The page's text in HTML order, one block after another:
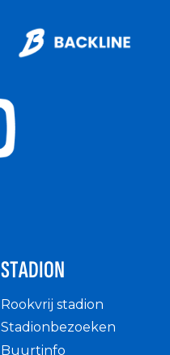
STADION
Rookvrij stadion
Stadionbezoeken
Buurtinfo